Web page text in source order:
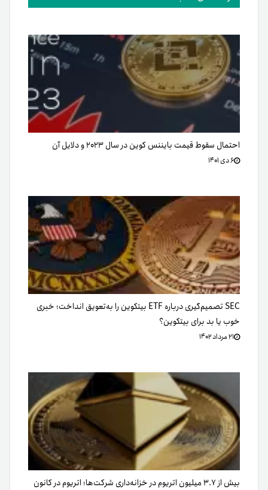
احتمال سقوط قیمت بایننس کوین در سال ۲۰۲۳ و دلایل آن
۶ دی ۱۴۰۱
SEC تصمیم‌گیری درباره ETF بیتکوین را به‌تعویق انداخت؛ خبری
خوب یا بد برای بیتکوین؟
۲۱ مرداد ۱۴۰۲
بیش از ۳.۷ میلیون اتریوم در خزانه‌داری شرکت‌ها؛ اتریوم در کانون